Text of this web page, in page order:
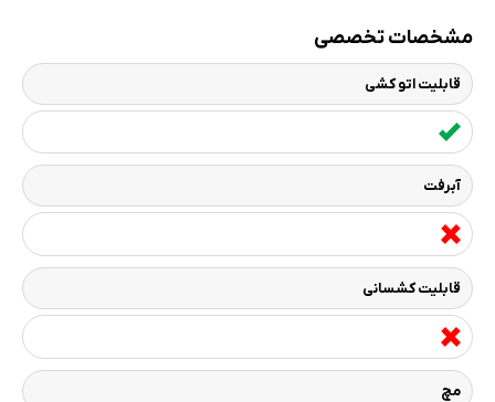
مشخصات تخصصی
قابلیت اتو کشی
آبرفت
قابلیت کشسانی
مچ